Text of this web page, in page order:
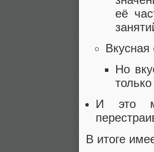
её
Но
И это
В итоге